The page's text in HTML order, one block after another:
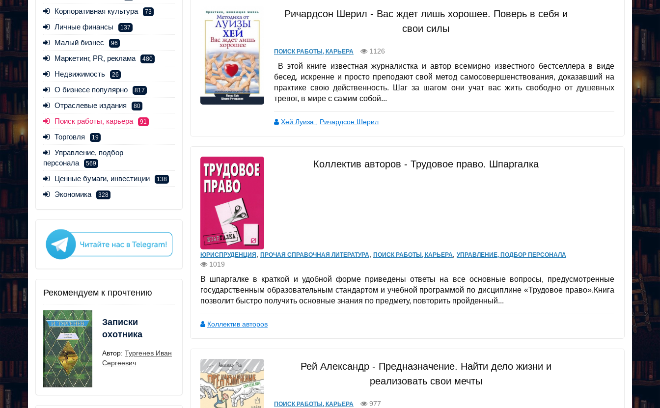
Корпоративная культура 73
Личные финансы 137
Малый бизнес 96
Маркетинг, PR, реклама 480
Недвижимость 26
О бизнесе популярно 817
Отраслевые издания 80
Поиск работы, карьера 91
Торговля 19
Управление, подбор
персонала
569
Ценные бумаги, инвестиции 138
Экономика 328
Рекомендуем к прочтению
Записки
охотника
Автор: Тургенев Иван
Сергеевич
Ричардсон Шерил - Вас ждет лишь хорошее. Поверь в себя и
свои силы
ПОИСК РАБОТЫ, КАРЬЕРА 1126
В этой книге известная журналистка и автор всемирно известного бестселлера в виде
бесед, искренне и просто преподают свой метод самосовершенствования, доказавший на
практике свою действенность. Шаг за шагом они учат вас жить свободно от душевных
тревог, в мире с самим собой...
Хей Луиза Ричардсон Шерил
Коллектив авторов - Трудовое право. Шпаргалка
ЮРИСПРУДЕНЦИЯ ПРОЧАЯ СПРАВОЧНАЯ ЛИТЕРАТУРА ПОИСК РАБОТЫ, КАРЬЕРА УПРАВЛЕНИЕ, ПОДБОР ПЕРСОНАЛА
1019
В шпаргалке в краткой и удобной форме приведены ответы на все основные вопросы, предусмотренные
государственным образовательным стандартом и учебной программой по дисциплине «Трудовое право».Книга
позволит быстро получить основные знания по предмету, повторить пройденный...
Коллектив авторов
Рей Александр - Предназначение. Найти дело жизни и
реализовать свои мечты
ПОИСК РАБОТЫ, КАРЬЕРА 977